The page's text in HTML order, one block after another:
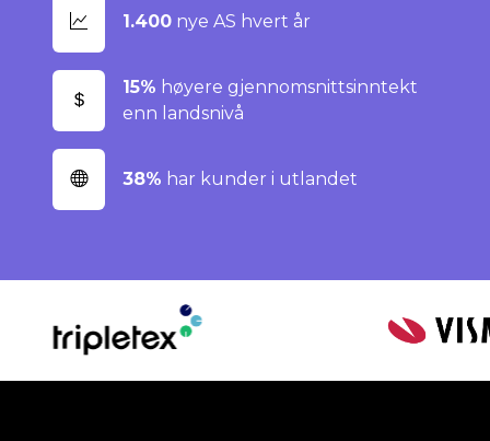
1.400 nye AS hvert år
15% høyere gjennomsnittsinntekt
enn landsnivå
38% har kunder i utlandet